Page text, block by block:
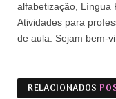
alfabetização, Língua
Atividades para
de aula. Sejam bem-
RELACIONADOS